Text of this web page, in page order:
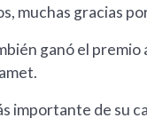
muchas gracias
ganó el
importante de su